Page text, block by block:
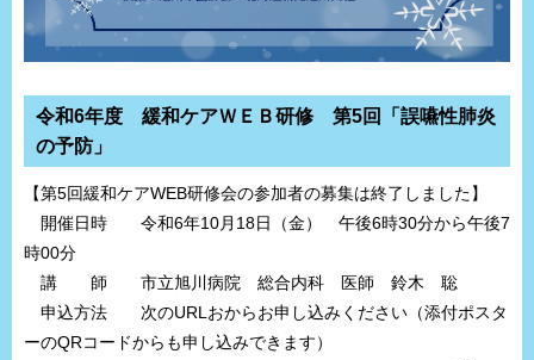
令和6年度 緩和ケアＷＥＢ研修 第5回「誤嚥性肺炎
の予防」
【第5回緩和ケアWEB研修会の参加者の募集は終了しました】
開催日時 令和6年10月18日（金） 午後6時30分から午後7
時00分
講 師 市立旭川病院 総合内科 医師 鈴木 聡
申込方法 次のURLおからお申し込みください（添付ポスタ
ーのQRコードからも申し込みできます）